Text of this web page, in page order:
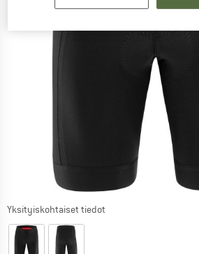
Yksityiskohtaiset tiedot